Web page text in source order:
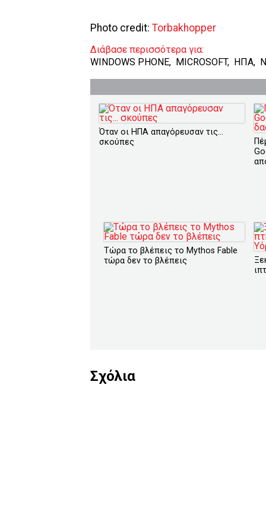
Photo credit: Torbakhopper
Διάβασε περισσότερα για:
WINDOWS PHONE, MICROSOFT, ΗΠΑ,
Όταν οι ΗΠΑ απαγόρευσαν τις...
σκούπες
Τώρα το βλέπεις το Mythos Fable
τώρα δεν το βλέπεις
Σχόλια